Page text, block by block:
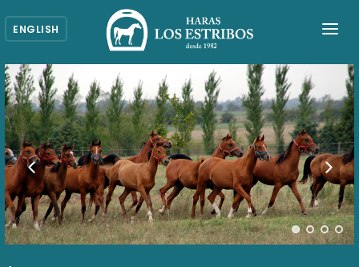
ENGLISH
INICIO
NOSOTROS
NUESTROS CABALLOS
CABALLOS DESTACADOS
ACTIVIDADES
VENTAS